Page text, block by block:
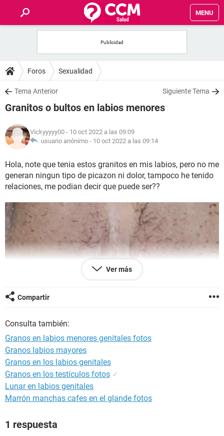
MENU
FOROS
SALUD
NUTRICIÓN
BIENESTAR
SEXUALIDAD
GLOSARIO
Foros Sexualidad
Tema Anterior Siguiente Tema
Granitos o bultos en labios menores
Vickyyyyy00 - 10 oct 2022 a las 09:09
usuario anónimo - 10 oct 2022 a las 09:14
Hola, note que tenia estos granitos en mis labios, pero no me
generan ningun tipo de picazon ni dolor, tampoco he tenido
relaciones, me podian decir que puede ser??
Ver más
Compartir
Consulta también:
Granos en labios menores genitales fotos
Granos labios mayores
Granos en los labios genitales
Granos en los testículos fotos ✓
Lunar en labios genitales
Marrón manchas cafes en el glande fotos
1 respuesta